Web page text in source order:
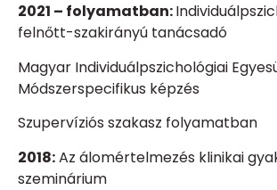
2021 – folyamatban:
felnőtt-szakirányú tanácsadó
Magyar Individuálpszichológiai
Módszerspecifikus képzés
Szupervíziós szakasz folyamatban
2018:Az álomértelmezés klinikai
szeminárium